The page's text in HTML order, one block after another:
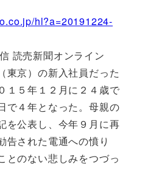
hl?a=20191224-
読売新聞オンライン
京）の新入社員だった
１５年１２月に２４歳で
で４年となった。母親の
を公表し、今年９月に再
告された電通への憤り
とのない悲しみをつづっ